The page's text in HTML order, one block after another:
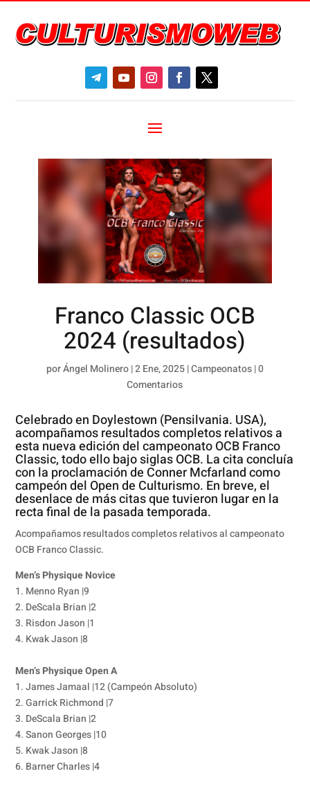
Franco Classic OCB
2024 (resultados)
porÁngel Molinero|2 Ene, 2025|Campeonatos|0
Comentarios
Celebrado en Doylestown (Pensilvania. USA),
acompañamos resultados completos relativos a
esta nueva edición del campeonato OCB Franco
Classic, todo ello bajo siglas OCB. La cita concluía
con la proclamación de Conner Mcfarland como
campeón del Open de Culturismo. En breve, el
desenlace de más citas que tuvieron lugar en la
recta final de la pasada temporada.
Acompañamos resultados completos relativos al campeonato
OCB Franco Classic.
Men’s Physique Novice
1. Menno Ryan |9
2. DeScala Brian |2
3. Risdon Jason |1
4. Kwak Jason |8
Men’s Physique Open A
1. James Jamaal |12 (Campeón Absoluto)
2. Garrick Richmond |7
3. DeScala Brian |2
4. Sanon Georges |10
5. Kwak Jason |8
6. Barner Charles |4